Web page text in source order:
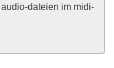
dateien im midi-